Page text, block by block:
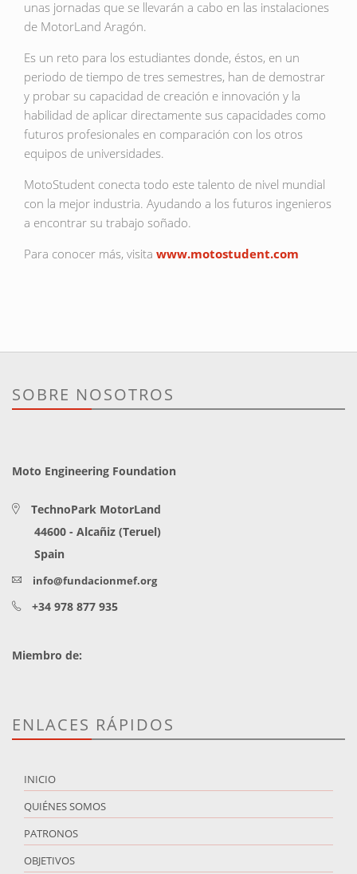
unas jornadas que se llevarán a cabo en las instalaciones
de MotorLand Aragón.
Es un reto para los estudiantes donde, éstos, en un
periodo de tiempo de tres semestres, han de demostrar
y probar su capacidad de creación e innovación y la
habilidad de aplicar directamente sus capacidades como
futuros profesionales en comparación con los otros
equipos de universidades.
MotoStudent conecta todo este talento de nivel mundial
con la mejor industria. Ayudando a los futuros ingenieros
a encontrar su trabajo soñado.
Para conocer más, visita www.motostudent.com
SOBRE NOSOTROS
Moto Engineering Foundation
TechnoPark MotorLand
44600 - Alcañiz (Teruel)
Spain
info@fundacionmef.org
+34 978 877 935
Miembro de:
ENLACES RÁPIDOS
INICIO
QUIÉNES SOMOS
PATRONOS
OBJETIVOS